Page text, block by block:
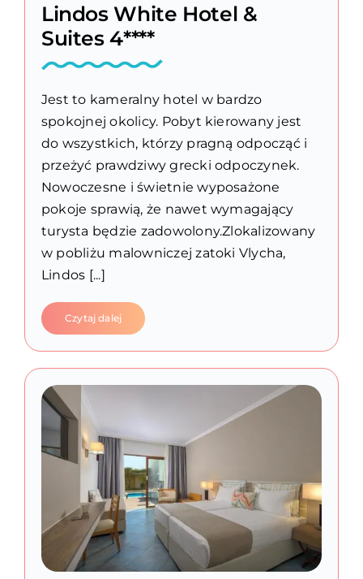
Lindos White Hotel &
Suites 4****
Jest to kameralny hotel w bardzo
spokojnej okolicy. Pobyt kierowany jest
do wszystkich, którzy pragną odpocząć i
przeżyć prawdziwy grecki odpoczynek.
Nowoczesne i świetnie wyposażone
pokoje sprawią, że nawet wymagający
turysta będzie zadowolony.Zlokalizowany
w pobliżu malowniczej zatoki Vlycha,
Lindos [...]
Czytaj dalej